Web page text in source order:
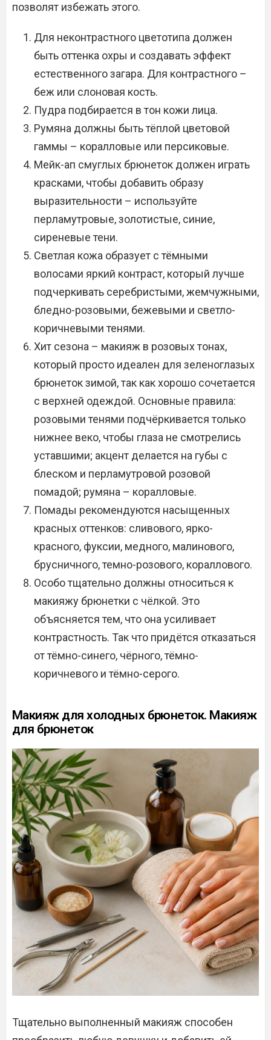
позволят избежать этого.
Для неконтрастного цветотипа должен
быть оттенка охры и создавать эффект
естественного загара. Для контрастного –
беж или слоновая кость.
Пудра подбирается в тон кожи лица.
Румяна должны быть тёплой цветовой
гаммы – коралловые или персиковые.
Мейк-ап смуглых брюнеток должен играть
красками, чтобы добавить образу
выразительности – используйте
перламутровые, золотистые, синие,
сиреневые тени.
Светлая кожа образует с тёмными
волосами яркий контраст, который лучше
подчеркивать серебристыми, жемчужными,
бледно-розовыми, бежевыми и светло-
коричневыми тенями.
Хит сезона – макияж в розовых тонах,
который просто идеален для зеленоглазых
брюнеток зимой, так как хорошо сочетается
с верхней одеждой. Основные правила:
розовыми тенями подчёркивается только
нижнее веко, чтобы глаза не смотрелись
уставшими; акцент делается на губы с
блеском и перламутровой розовой
помадой; румяна – коралловые.
Помады рекомендуются насыщенных
красных оттенков: сливового, ярко-
красного, фуксии, медного, малинового,
брусничного, темно-розового, кораллового.
Особо тщательно должны относиться к
макияжу брюнетки с чёлкой. Это
объясняется тем, что она усиливает
контрастность. Так что придётся отказаться
от тёмно-синего, чёрного, тёмно-
коричневого и тёмно-серого.
Макияж для холодных брюнеток. Макияж
для брюнеток
Тщательно выполненный макияж способен